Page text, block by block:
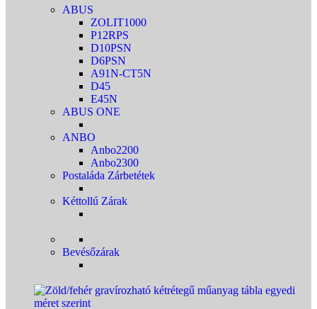
ABUS
ZOLIT1000
P12RPS
D10PSN
D6PSN
A91N-CT5N
D45
E45N
ABUS ONE
ANBO
Anbo2200
Anbo2300
Postaláda Zárbetétek
Kéttollú Zárak
Bevésőzárak